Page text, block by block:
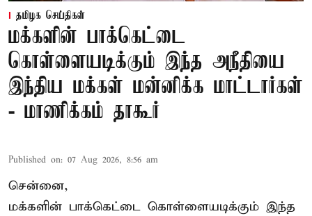
தமிழக செய்திகள்
மக்களின் பாக்கெட்டை
கொள்ளையடிக்கும் இந்த அநீதியை
இந்திய மக்கள் மன்னிக்க மாட்டார்கள்
- மாணிக்கம் தாகூர்
Published on: 07 Aug 2026, 8:56 am
சென்னை,
மக்களின் பாக்கெட்டை கொள்ளையடிக்கும் இந்த